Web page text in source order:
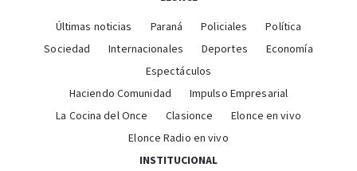
Últimas noticias Paraná Policiales
Política
Sociedad
Internacionales Deportes
Economía
Espectáculos
Haciendo Comunidad
Impulso Empresarial
La Cocina del Once
Clasionce
Elonce en vivo
Elonce Radio en vivo
INSTITUCIONAL